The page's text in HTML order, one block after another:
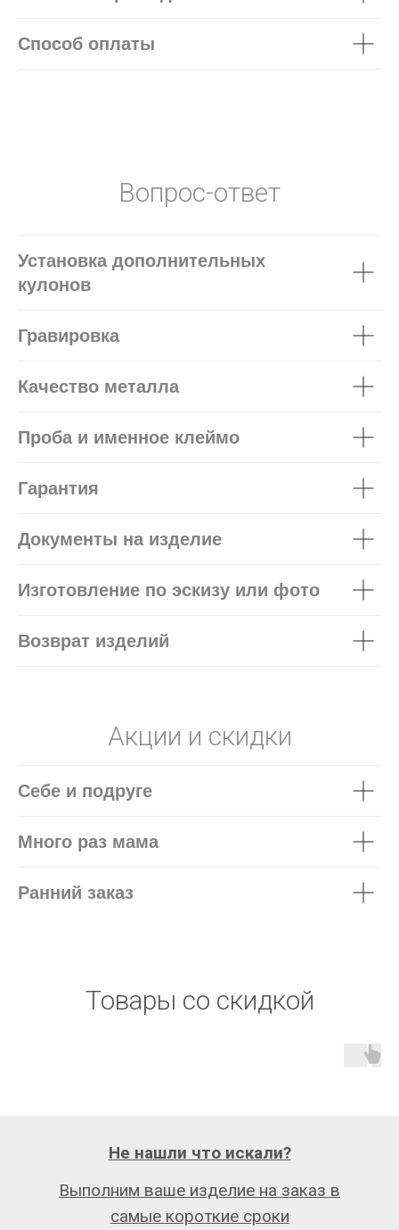
Способ оплаты
Вопрос-ответ
Установка дополнительных
кулонов
Гравировка
Качество металла
Проба и именное клеймо
Гарантия
Документы на изделие
Изготовление по эскизу или фото
Возврат изделий
Акции и скидки
Себе и подруге
Много раз мама
Ранний заказ
Товары со скидкой
Выполним ваше изделие на заказ в
самые короткие сроки
Не нашли что искали?